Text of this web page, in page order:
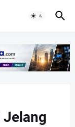
Jelang